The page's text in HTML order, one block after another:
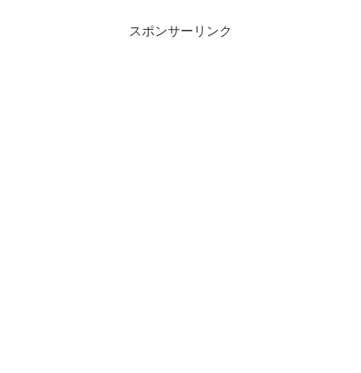
スポンサーリンク